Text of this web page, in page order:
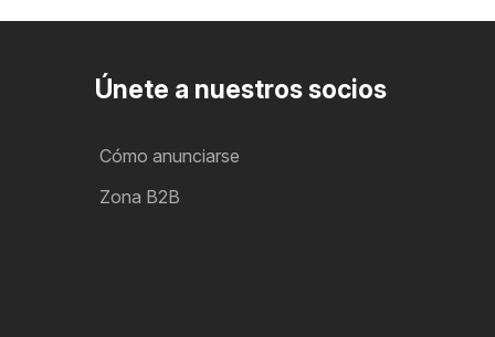
Únete a nuestros socios
Cómo anunciarse
Zona B2B